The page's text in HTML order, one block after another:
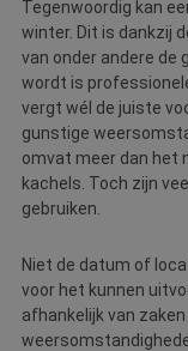
Tegenwoordig kan
winter. Dit is dankzij
van onder andere de
wordt is
vergt wél de juiste
gunstige
omvat meer dan het
kachels. Toch zijn
gebruiken.
Niet de datum of
voor het kunnen
afhankelijk van